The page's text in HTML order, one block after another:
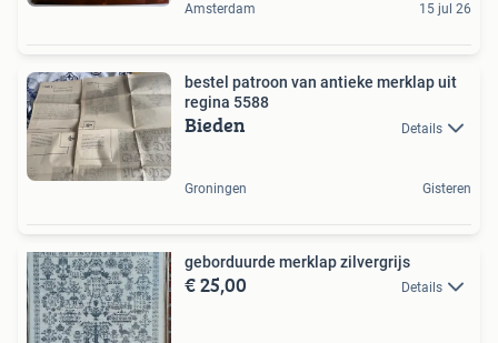
Amsterdam 15 jul 26
bestel patroon van antieke merklap uit
regina 5588
Bieden Details
Groningen Gisteren
geborduurde merklap zilvergrijs
€ 25,00 Details